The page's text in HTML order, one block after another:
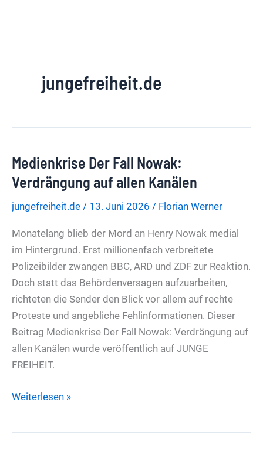
jungefreiheit.de
Medienkrise Der Fall Nowak:
Verdrängung auf allen Kanälen
jungefreiheit.de / 13. Juni 2026 / Florian Werner
Monatelang blieb der Mord an Henry Nowak medial
im Hintergrund. Erst millionenfach verbreitete
Polizeibilder zwangen BBC, ARD und ZDF zur Reaktion.
Doch statt das Behördenversagen aufzuarbeiten,
richteten die Sender den Blick vor allem auf rechte
Proteste und angebliche Fehlinformationen. Dieser
Beitrag Medienkrise Der Fall Nowak: Verdrängung auf
allen Kanälen wurde veröffentlich auf JUNGE
FREIHEIT.
Medienkrise
Weiterlesen »